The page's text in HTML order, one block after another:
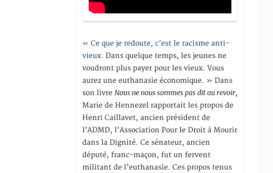
« Ce que je redoute, c’est le racisme anti-
vieux. Dans quelque temps, les jeunes ne
voudront plus payer pour les vieux. Vous
aurez une euthanasie économique. » Dans
son livreNous ne nous sommes pas dit au revoir,
Marie de Hennezel rapportait les propos de
Henri Caillavet, ancien président de
l’ADMD, l’Association Pour le Droit à Mourir
dans la Dignité. Ce sénateur, ancien
député, franc-maçon, fut un fervent
militant de l’euthanasie. Ces propos tenus